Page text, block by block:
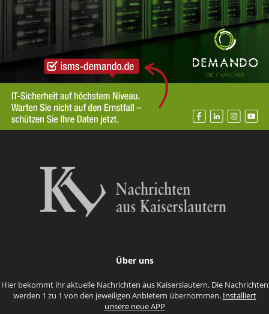
Über uns
Hier bekommt ihr aktuelle Nachrichten aus Kaiserslautern. Die Nachrichten
werden 1 zu 1 von den jeweiligen Anbietern übernommen. Installiert
unsere neue APP